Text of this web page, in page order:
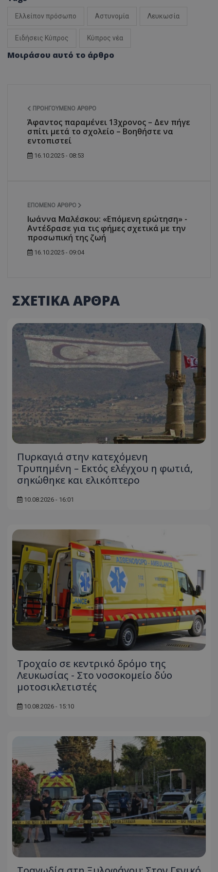
Ελλείπον πρόσωπο Αστυνομία Λευκωσία
Ειδήσεις Κύπρος Κύπρος νέα
Μοιράσου αυτό το άρθρο
ΠΡΟΗΓΟΎΜΕΝΟ ΆΡΘΡΟ
Άφαντος παραμένει 13χρονος – Δεν πήγε
σπίτι μετά το σχολείο – Βοηθήστε να
εντοπιστεί
16.10.2025 - 08:53
ΕΠΌΜΕΝΟ ΆΡΘΡΟ
Ιωάννα Μαλέσκου: «Επόμενη ερώτηση» -
Αντέδρασε για τις φήμες σχετικά με την
προσωπική της ζωή
16.10.2025 - 09:04
ΣΧΕΤΙΚΑ ΑΡΘΡΑ
Πυρκαγιά στην κατεχόμενη
Τρυπημένη – Εκτός ελέγχου η φωτιά,
σηκώθηκε και ελικόπτερο
10.08.2026 - 16:01
Τροχαίο σε κεντρικό δρόμο της
Λευκωσίας - Στο νοσοκομείο δύο
μοτοσικλετιστές
10.08.2026 - 15:10